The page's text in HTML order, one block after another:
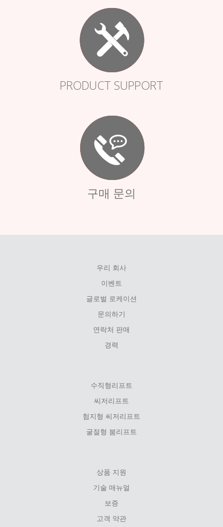
PRODUCT SUPPORT
구매 문의
우리 회사
이벤트
글로벌 로케이션
문의하기
연락처 판매
경력
수직형리프트
씨저리프트
험지형 씨저리프트
굴절형 붐리프트
상품 지원
기술 매뉴얼
보증
고객 약관